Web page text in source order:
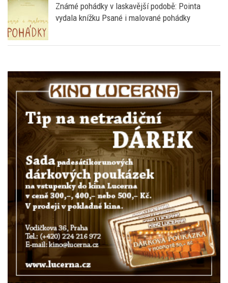
Známé pohádky v laskavější podobě: Pointa
vydala knížku Psané i malované pohádky